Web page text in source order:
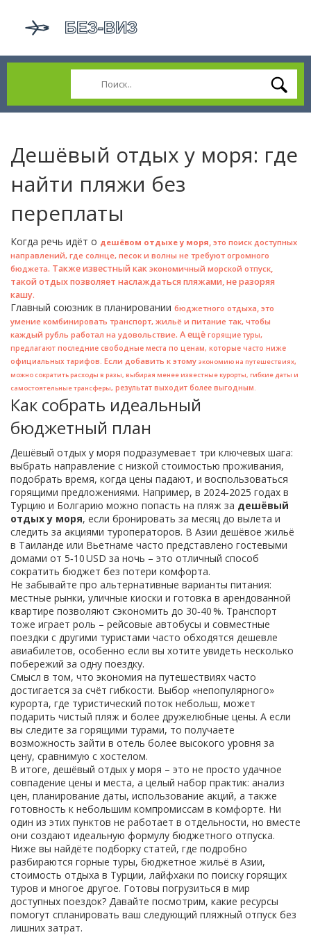
Дешёвый отдых у моря: где
найти пляжи без
переплаты
Когда речь идёт о дешёвом отдыхе у моря, это поиск доступных
направлений, где солнце, песок и волны не требуют огромного
бюджета. Также известный как экономичный морской отпуск,
такой отдых позволяет наслаждаться пляжами, не разоряя
кашу.
Главный союзник в планировании бюджетного отдыха, это
умение комбинировать транспорт, жильё и питание так, чтобы
каждый рубль работал на удовольствие. А ещё горящие туры,
предлагают последние свободные места по ценам, которые часто ниже
официальных тарифов. Если добавить к этому экономию на путешествиях,
можно сократить расходы в разы, выбирая менее известные курорты, гибкие даты и
самостоятельные трансферы, результат выходит более выгодным.
Как собрать идеальный
бюджетный план
Дешёвый отдых у моря подразумевает три ключевых шага:
выбрать направление с низкой стоимостью проживания,
подобрать время, когда цены падают, и воспользоваться
горящими предложениями. Например, в 2024‑2025 годах в
Турцию и Болгарию можно попасть на пляж за дешёвый
отдых у моря, если бронировать за месяц до вылета и
следить за акциями туроператоров. В Азии дешёвое жильё
в Таиланде или Вьетнаме часто представлено гостевыми
домами от 5‑10 USD за ночь – это отличный способ
сократить бюджет без потери комфорта.
Не забывайте про альтернативные варианты питания:
местные рынки, уличные киоски и готовка в арендованной
квартире позволяют сэкономить до 30‑40 %. Транспорт
тоже играет роль – рейсовые автобусы и совместные
поездки с другими туристами часто обходятся дешевле
авиабилетов, особенно если вы хотите увидеть несколько
побережий за одну поездку.
Смысл в том, что экономия на путешествиях часто
достигается за счёт гибкости. Выбор «непопулярного»
курорта, где туристический поток небольш, может
подарить чистый пляж и более дружелюбные цены. А если
вы следите за горящими турами, то получаете
возможность зайти в отель более высокого уровня за
цену, сравнимую с хостелом.
В итоге, дешёвый отдых у моря – это не просто удачное
совпадение цены и места, а целый набор практик: анализ
цен, планирование даты, использование акций, а также
готовность к небольшим компромиссам в комфорте. Ни
один из этих пунктов не работает в отдельности, но вместе
они создают идеальную формулу бюджетного отпуска.
Ниже вы найдёте подборку статей, где подробно
разбираются горные туры, бюджетное жильё в Азии,
стоимость отдыха в Турции, лайфхаки по поиску горящих
туров и многое другое. Готовы погрузиться в мир
доступных поездок? Давайте посмотрим, какие ресурсы
помогут спланировать ваш следующий пляжный отпуск без
лишних затрат.